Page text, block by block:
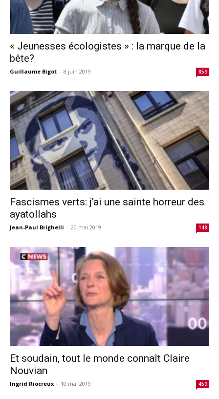
« Jeunesses écologistes » : la marque de la
bête?
Guillaume Bigot - 8 juin 2019 859
Fascismes verts: j’ai une sainte horreur des
ayatollahs
Jean-Paul Brighelli - 20 mai 2019 148
Et soudain, tout le monde connaît Claire
Nouvian
Ingrid Riocreux - 10 mai 2019 459